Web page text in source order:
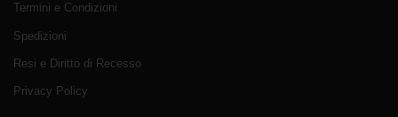
Termini e Condizioni
Spedizioni
Resi e Diritto di Recesso
Privacy Policy